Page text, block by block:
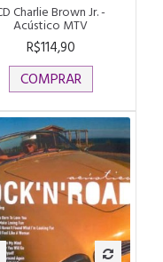
Charlie Brown Jr. -
Acústico MTV
R$114,90
COMPRAR